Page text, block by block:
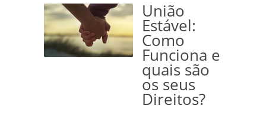
União
Estável:
Como
Funciona e
quais são
os seus
Direitos?